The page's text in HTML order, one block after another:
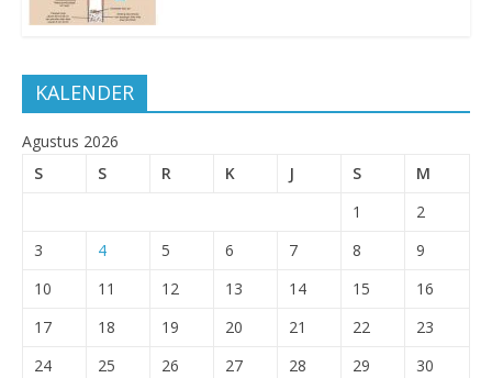
KALENDER
Agustus 2026
S
S R K J S
M
1
2
3
4 5 6 7 8
9
10
11 12 13 14 15
16
17
18 19 20 21 22
23
24
25 26 27 28 29
30